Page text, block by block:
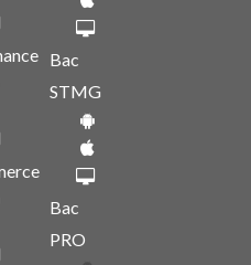
Bac
STMG
Bac
PRO